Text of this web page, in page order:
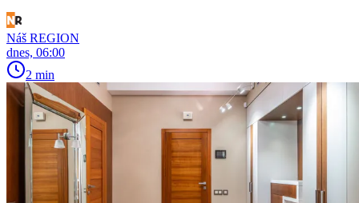
Náš REGION
dnes, 06:00
2 min